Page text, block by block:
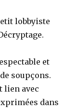
lobbyiste
et
soupçons.
lien avec
dans